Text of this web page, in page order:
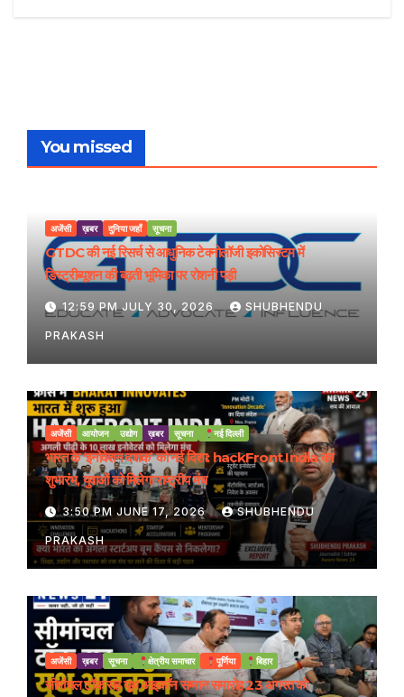
You missed
अजेंसी ख़बर दुनिया जहाँ सूचना
GTDC की नई रिसर्च से आधुनिक टेक्नोलॉजी इकोसिस्टम में
डिस्ट्रीब्यूशन की बढ़ती भूमिका पर रोशनी पड़ी
12:59 PM JULY 30, 2026 SHUBHENDU
PRAKASH
अजेंसी आयोजन उद्योग ख़बर सूचना नई दिल्ली
भारत के ‘इनोवेशन दशक’ को नई दिशा: hackFront India का
शुभारंभ, युवाओं को मिलेगा राष्ट्रीय मंच
3:50 PM JUNE 17, 2026 SHUBHENDU
PRAKASH
अजेंसी ख़बर सूचना क्षेत्रीय समाचार पूर्णिया बिहार
सीमांचल टॉक सह यूथ आइकॉन सम्मान समारोह 23 अगस्त को